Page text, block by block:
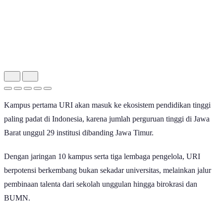
Kampus pertama URI akan masuk ke ekosistem pendidikan tinggi
paling padat di Indonesia, karena jumlah perguruan tinggi di Jawa
Barat unggul 29 institusi dibanding Jawa Timur.
Dengan jaringan 10 kampus serta tiga lembaga pengelola, URI
berpotensi berkembang bukan sekadar universitas, melainkan jalur
pembinaan talenta dari sekolah unggulan hingga birokrasi dan
BUMN.